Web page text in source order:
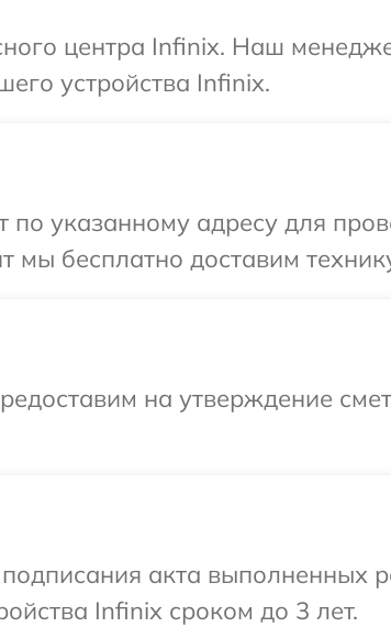
центра Infinix. Наш
устройства Infinix.
по указанному адресу для
мы бесплатно доставим
на утверждение
акта выполненных
Infinix сроком до 3 лет.